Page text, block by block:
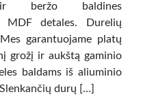
ir beržo baldines
MDF detales. Durelių
garantuojame platų
grožį ir aukštą gaminio
baldams iš aliuminio
durų […]